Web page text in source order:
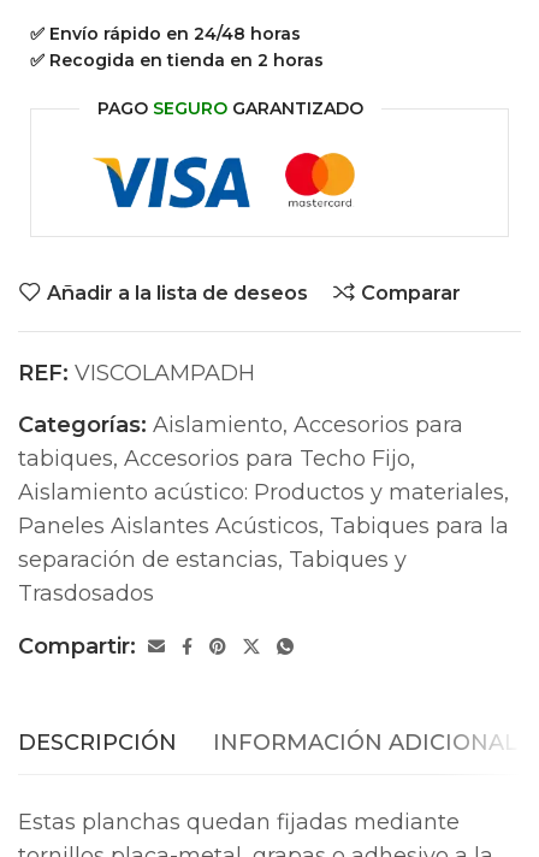
✅ Envío rápido en 24/48 horas
✅ Recogida en tienda en 2 horas
PAGO SEGURO GARANTIZADO
Añadir a la lista de deseos Comparar
REF: VISCOLAMPADH
Categorías: Aislamiento, Accesorios para
tabiques, Accesorios para Techo Fijo,
Aislamiento acústico: Productos y materiales,
Paneles Aislantes Acústicos, Tabiques para la
separación de estancias, Tabiques y
Trasdosados
Compartir:
DESCRIPCIÓN INFORMACIÓN ADICIONAL
Estas planchas quedan fijadas mediante